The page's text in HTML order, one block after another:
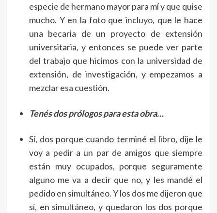
especie de hermano mayor para mí y que quise
mucho. Y en la foto que incluyo, que le hace
una becaria de un proyecto de extensión
universitaria, y entonces se puede ver parte
del trabajo que hicimos con la universidad de
extensión, de investigación, y empezamos a
mezclar esa cuestión.
Tenés dos prólogos para esta obra…
Sí, dos porque cuando terminé el libro, dije le
voy a pedir a un par de amigos que siempre
están muy ocupados, porque seguramente
alguno me va a decir que no, y les mandé el
pedido en simultáneo. Y los dos me dijeron que
sí, en simultáneo, y quedaron los dos porque